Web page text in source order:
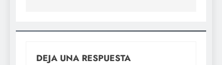
DEJA UNA RESPUESTA